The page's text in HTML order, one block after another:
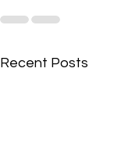
Recent Posts